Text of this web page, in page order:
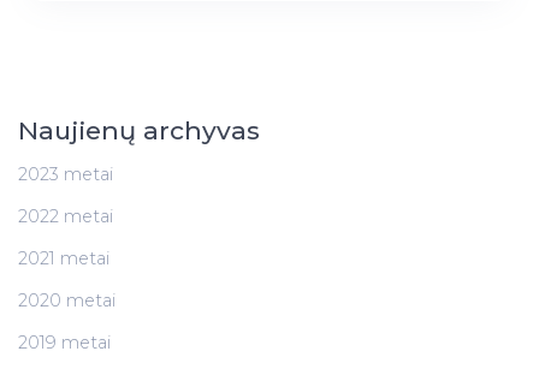
Naujienų archyvas
2023 metai
2022 metai
2021 metai
2020 metai
2019 metai